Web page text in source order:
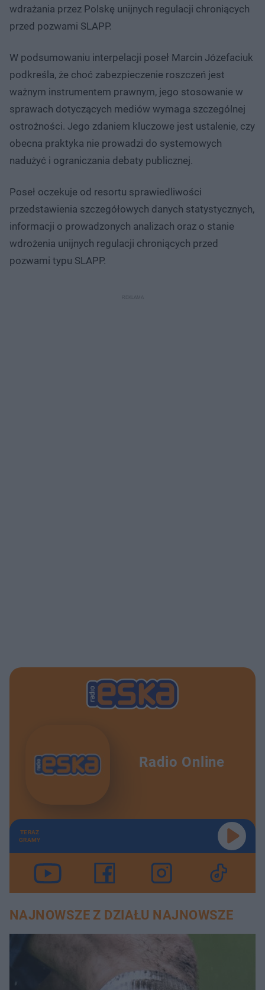
wdrażania przez Polskę unijnych regulacji chroniących
przed pozwami SLAPP.
W podsumowaniu interpelacji poseł Marcin Józefaciuk
podkreśla, że choć zabezpieczenie roszczeń jest
ważnym instrumentem prawnym, jego stosowanie w
sprawach dotyczących mediów wymaga szczególnej
ostrożności. Jego zdaniem kluczowe jest ustalenie, czy
obecna praktyka nie prowadzi do systemowych
nadużyć i ograniczania debaty publicznej.
Poseł oczekuje od resortu sprawiedliwości
przedstawienia szczegółowych danych statystycznych,
informacji o prowadzonych analizach oraz o stanie
wdrożenia unijnych regulacji chroniących przed
pozwami typu SLAPP.
Radio Online
TERAZ
GRAMY
NAJNOWSZE Z DZIAŁU NAJNOWSZE